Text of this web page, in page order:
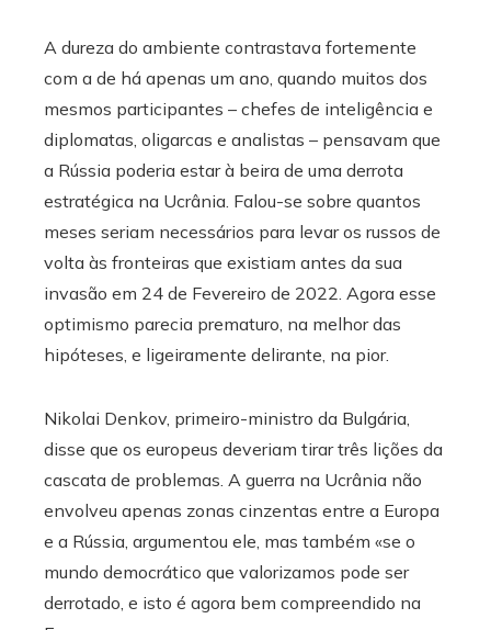
A dureza do ambiente contrastava fortemente
com a de há apenas um ano, quando muitos dos
mesmos participantes – chefes de inteligência e
diplomatas, oligarcas e analistas – pensavam que
a Rússia poderia estar à beira de uma derrota
estratégica na Ucrânia. Falou-se sobre quantos
meses seriam necessários para levar os russos de
volta às fronteiras que existiam antes da sua
invasão em 24 de Fevereiro de 2022. Agora esse
optimismo parecia prematuro, na melhor das
hipóteses, e ligeiramente delirante, na pior.
Nikolai Denkov, primeiro-ministro da Bulgária,
disse que os europeus deveriam tirar três lições da
cascata de problemas. A guerra na Ucrânia não
envolveu apenas zonas cinzentas entre a Europa
e a Rússia, argumentou ele, mas também «se o
mundo democrático que valorizamos pode ser
derrotado, e isto é agora bem compreendido na